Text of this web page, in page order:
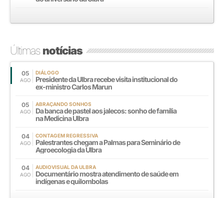
Últimasnotícias
05
AGO
DIÁLOGO
Presidente da Ulbra recebe visita institucional do
ex-ministro Carlos Marun
05
AGO
ABRAÇANDO SONHOS
Da banca de pastel aos jalecos: sonho de família
na Medicina Ulbra
04
AGO
CONTAGEM REGRESSIVA
Palestrantes chegam a Palmas para Seminário de
Agroecologia da Ulbra
04
AGO
AUDIOVISUAL DA ULBRA
Documentário mostra atendimento de saúde em
indígenas e quilombolas